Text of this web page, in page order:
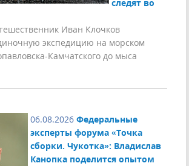
следят во
Иван Клочков
экспедицию на морском
Камчатского до мыса
06.08.2026 Федеральные
эксперты форума «Точка
сборки. Чукотка»: Владислав
Канопка поделится опытом